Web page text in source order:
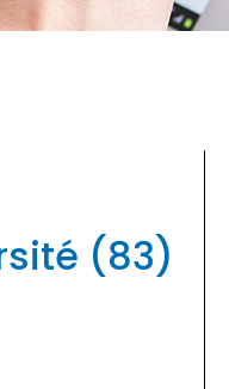
(83)